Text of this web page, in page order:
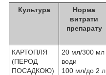
Культура
Норма
витрати
препарату
КАРТОПЛЯ
(ПЕРОД
ПОСАДКОЮ)
20 мл/300 мл
води
100 мл/до 2 л